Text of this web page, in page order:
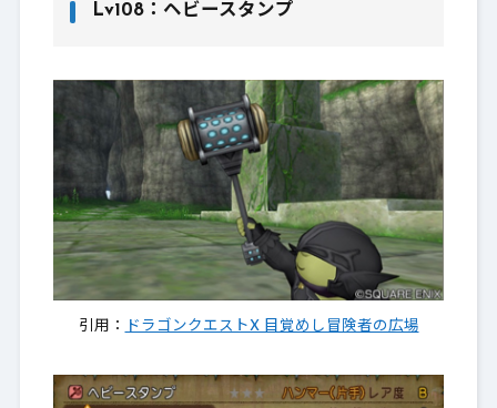
Lv108：ヘビースタンプ
引用： ドラゴンクエストX 目覚めし冒険者の広場